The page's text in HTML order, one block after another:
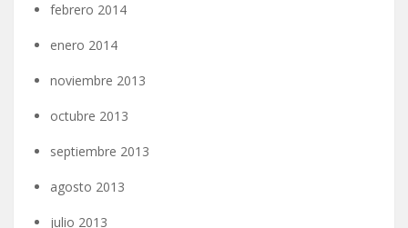
febrero 2014
enero 2014
noviembre 2013
octubre 2013
septiembre 2013
agosto 2013
julio 2013